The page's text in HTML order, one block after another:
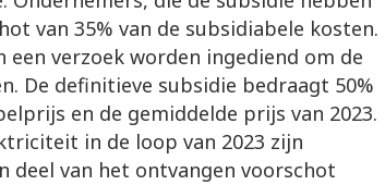
van 35% van de subsidiabele kosten.
verzoek worden ingediend om de
De definitieve subsidie bedraagt 50%
en de gemiddelde prijs van 2023.
in de loop van 2023 zijn
deel van het ontvangen voorschot